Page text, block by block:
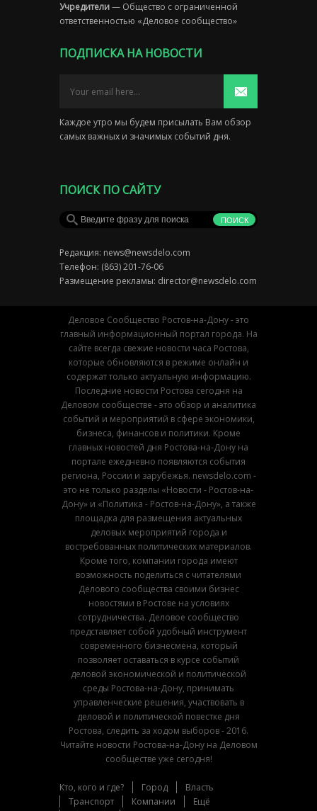
Учредители— Общество с ограниченной
ответственностью «Деловое сообщество»
ПОДПИСКА НА НОВОСТИ
Каждое утро мы будем присылать Вам обзор
самых важных и значимых событий дня.
ПОИСК ПО САЙТУ
Редакция: news@newsdelo.com
Телефон: (863) 201-76-06
Размещение рекламы: director@newsdelo.com
Деловое Сообщество Ростов-на-Дону - это
главный информационный портал города. На
сайте всегда свежие новости часа Ростова,
которые обновляются в режиме онлайн и
содержат только актуальную информацию.
Последние новости Ростова сегодня на
Деловом сообществе - это обзор и аналитика
событий и мероприятий в сфере экономики,
бизнеса, финансов и политики. Кроме
главных новостей дня Ростова-на-Дону на
портале ежедневно появляются события
региона, России и зарубежья. newsdelo.com -
это не только разделы «Новости - Ростов-на-
Дону» и «Политика - Ростов-на-Дону», а также
площадка для размещения актуальных
деловых мероприятий города и
востребованных политических материалов.
Кроме того, компании города имеют
возможность поделиться с читателями
Делового сообщества своими бизнес
новостями в Ростове на условиях
сотрудничества. Деловое сообщество
представляет собой удобный инструмент
современного бизнесмена, который
позволяет оставаться в курсе событий
деловой экономической и политической
среды Ростова-на-Дону, принимать
управленческие решения, участвовать в
деловой и политической повестке дня
Ростова, следить за ходом выборов - 2016.
Читайте новости Ростова-на-Дону на Деловом
сообществе уже сегодня!
Кто, кого и где? Город
Власть
Транспорт
Компании
Ещё